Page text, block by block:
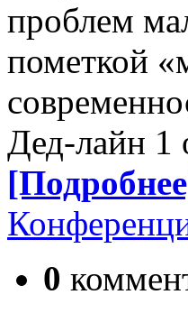
проблем
пометкой
Дед-лайн 1
0